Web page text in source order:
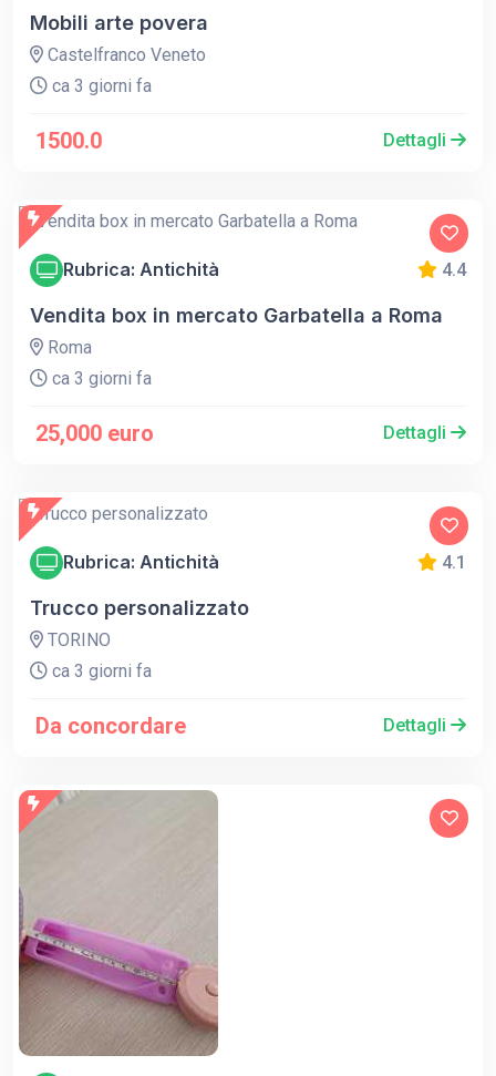
Mobili arte povera
Castelfranco Veneto
ca 3 giorni fa
1500.0 Dettagli
Rubrica: Antichità 4.4
Vendita box in mercato Garbatella a Roma
Roma
ca 3 giorni fa
25,000 euro Dettagli
Rubrica: Antichità 4.1
Trucco personalizzato
TORINO
ca 3 giorni fa
Da concordare Dettagli